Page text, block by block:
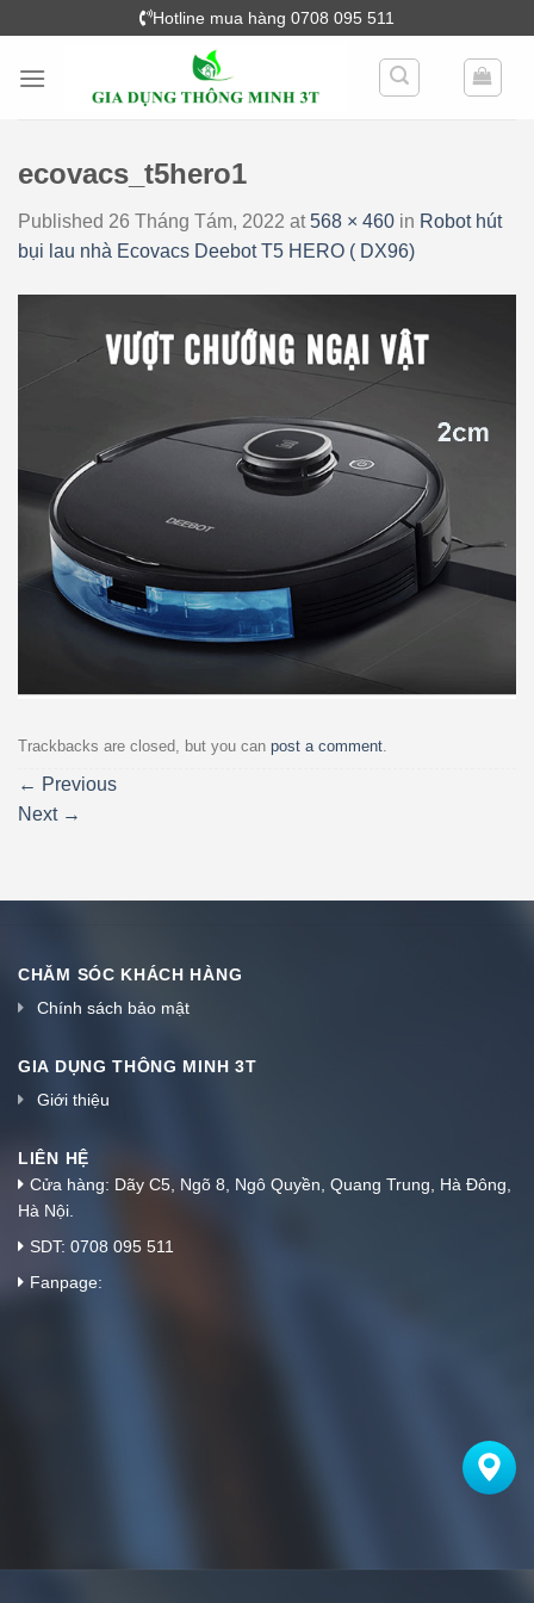
content
Hotline mua hàng 0708 095 511
ecovacs_t5hero1
Published 26 Tháng Tám, 2022 at568 × 460 in Robot hút
bụi lau nhà Ecovacs Deebot T5 HERO ( DX96)
Trackbacks are closed, but you can post a comment
← Previous
Next →
CHĂM SÓC KHÁCH HÀNG
Chính sách bảo mật
GIA DỤNG THÔNG MINH 3T
Giới thiệu
LIÊN HỆ
Cửa hàng: Dãy C5, Ngõ 8, Ngô Quyền, Quang Trung, Hà Đông,
Hà Nội.
SDT: 0708 095 511
Fanpage: